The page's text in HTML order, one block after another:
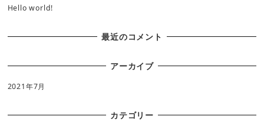
Hello world!
最近のコメント
アーカイブ
2021年7月
カテゴリー